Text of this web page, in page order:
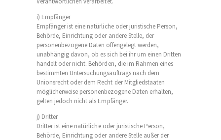
i) Empfänger
Empfänger ist eine natürliche oder juristische Person,
Behörde, Einrichtung oder andere Stelle, der
personenbezogene Daten offengelegt werden,
unabhängig davon, ob es sich bei ihr um einen Dritten
handelt oder nicht. Behörden, die im Rahmen eines
bestimmten Untersuchungsauftrags nach dem
Unionsrecht oder dem Recht der Mitgliedstaaten
möglicherweise personenbezogene Daten erhalten,
gelten jedoch nicht als Empfänger.
j) Dritter
Dritter ist eine natürliche oder juristische Person,
Behörde, Einrichtung oder andere Stelle außer der